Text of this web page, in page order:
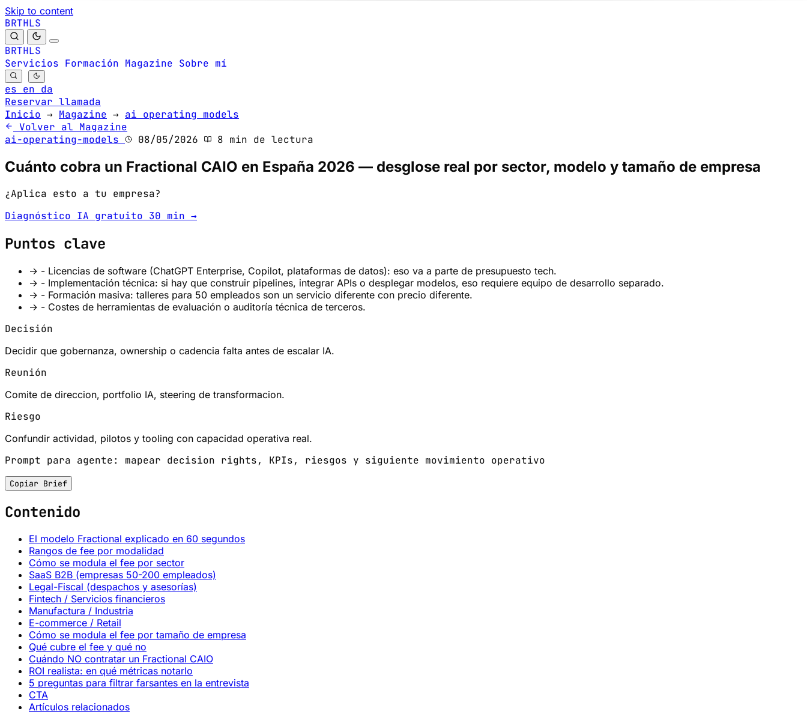
Skip to content
BRTHLS
BRTHLS
Servicios Formación Magazine Sobre mí
es en da
Reservar llamada
Inicio → Magazine → ai operating models
Volver al Magazine
ai-operating-models
08/05/2026 8 min de lectura
Cuánto cobra un Fractional CAIO en España 2026 — desglose real por sector, modelo y tamaño de empresa
¿Aplica esto a tu empresa?
Diagnóstico IA gratuito 30 min →
Puntos clave
→ - Licencias de software (ChatGPT Enterprise, Copilot, plataformas de datos): eso va a parte de presupuesto tech.
→ - Implementación técnica: si hay que construir pipelines, integrar APIs o desplegar modelos, eso requiere equipo de desarrollo separado.
→ - Formación masiva: talleres para 50 empleados son un servicio diferente con precio diferente.
→ - Costes de herramientas de evaluación o auditoría técnica de terceros.
Decisión
Decidir que gobernanza, ownership o cadencia falta antes de escalar IA.
Reunión
Comite de direccion, portfolio IA, steering de transformacion.
Riesgo
Confundir actividad, pilotos y tooling con capacidad operativa real.
Prompt para agente: mapear decision rights, KPIs, riesgos y siguiente movimiento operativo
Copiar Brief
Contenido
El modelo Fractional explicado en 60 segundos
Rangos de fee por modalidad
Cómo se modula el fee por sector
SaaS B2B (empresas 50-200 empleados)
Legal-Fiscal (despachos y asesorías)
Fintech / Servicios financieros
Manufactura / Industria
E-commerce / Retail
Cómo se modula el fee por tamaño de empresa
Qué cubre el fee y qué no
Cuándo NO contratar un Fractional CAIO
ROI realista: en qué métricas notarlo
5 preguntas para filtrar farsantes en la entrevista
CTA
Artículos relacionados